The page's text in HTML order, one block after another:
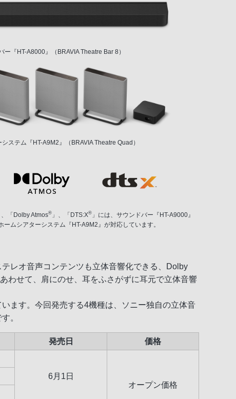
ー『HT-A8000』（BRAVIA Theatre Bar 8）
ステム『HT-A9M2』（BRAVIA Theatre Quad）
「Dolby Atmos®」、「DTS:X®」には、サウンドバー『HT-A9000』
ームシアターシステム『HT-A9M2』が対応しています。
レオ音声コンテンツも立体音響化できる、Dolby
わせて、肩にのせ、耳をふさがずに耳元で立体音響
ます。今回発売する4機種は、ソニー独自の立体音
。
発売日 価格
6月1日
オープン価格